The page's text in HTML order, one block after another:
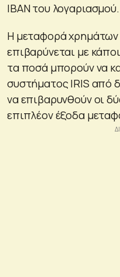
IBAN του λογαριασμού.
Η μεταφορά
επιβαρύνεται με
τα ποσά μπορούν να
συστήματος IRIS από
να επιβαρυνθούν οι
επιπλέον έξοδα